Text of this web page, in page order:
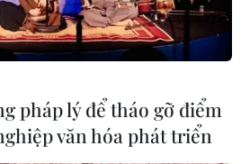
pháp lý để tháo gỡ điểm
văn hóa phát triển